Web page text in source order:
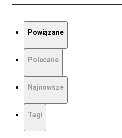
Powiązane
Polecane
Najnowsze
Tagi